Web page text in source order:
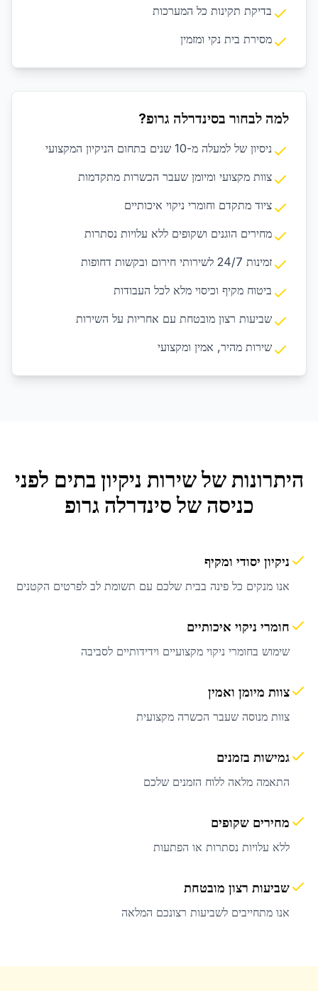
בדיקת תקינות כל המערכות
מסירת בית נקי ומזמין
למה לבחור בסינדרלה גרופ?
ניסיון של למעלה מ-10 שנים בתחום הניקיון המקצועי
צוות מקצועי ומיומן שעבר הכשרות מתקדמות
ציוד מתקדם וחומרי ניקוי איכותיים
מחירים הוגנים ושקופים ללא עלויות נסתרות
זמינות 24/7 לשירותי חירום ובקשות דחופות
ביטוח מקיף וכיסוי מלא לכל העבודות
שביעות רצון מובטחת עם אחריות על השירות
שירות מהיר, אמין ומקצועי
היתרונות של שירות ניקיון בתים לפני
כניסה של סינדרלה גרופ
ניקיון יסודי ומקיף
אנו מנקים כל פינה בבית שלכם עם תשומת לב לפרטים הקטנים
חומרי ניקוי איכותיים
שימוש בחומרי ניקוי מקצועיים וידידותיים לסביבה
צוות מיומן ואמין
צוות מנוסה שעבר הכשרה מקצועית
גמישות בזמנים
התאמה מלאה ללוח הזמנים שלכם
מחירים שקופים
ללא עלויות נסתרות או הפתעות
שביעות רצון מובטחת
אנו מתחייבים לשביעות רצונכם המלאה